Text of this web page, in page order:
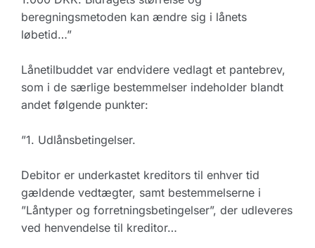
beregningsmetoden kan ændre sig i lånets
løbetid…”
Lånetilbuddet var endvidere vedlagt et pantebrev,
som i de særlige bestemmelser indeholder blandt
andet følgende punkter:
”1. Udlånsbetingelser.
Debitor er underkastet kreditors til enhver tid
gældende vedtægter, samt bestemmelserne i
”Låntyper og forretningsbetingelser”, der udleveres
ved henvendelse til kreditor…